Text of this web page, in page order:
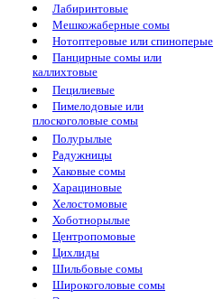
Лабиринтовые
Мешкожаберные сомы
Нотоптеровые или спиноперые
Панцирные сомы или
каллихтовые
Пецилиевые
Пимелодовые или
плоскоголовые сомы
Полурылые
Радужницы
Хаковые сомы
Харациновые
Хелостомовые
Хоботнорылые
Центропомовые
Цихлиды
Шильбовые сомы
Широкоголовые сомы